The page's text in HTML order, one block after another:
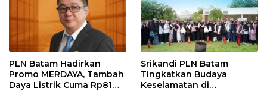
PLN Batam Hadirkan
Promo MERDAYA, Tambah
Daya Listrik Cuma Rp81
Srikandi PLN Batam
Tingkatkan Budaya
Keselamatan di